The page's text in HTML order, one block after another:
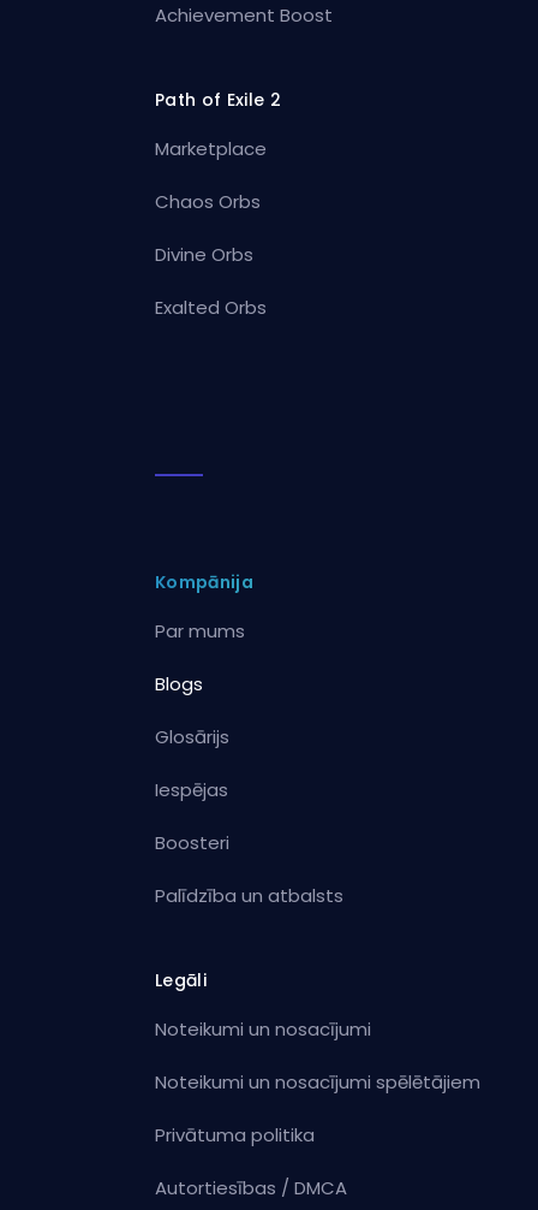
Achievement Boost
Path of Exile 2
Marketplace
Chaos Orbs
Divine Orbs
Exalted Orbs
Kompānija
Par mums
Blogs
Glosārijs
Iespējas
Boosteri
Palīdzība un atbalsts
Legāli
Noteikumi un nosacījumi
Noteikumi un nosacījumi spēlētājiem
Privātuma politika
Autortiesības / DMCA